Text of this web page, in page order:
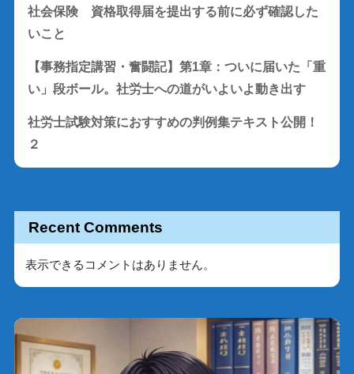
社会保険 資格取得届を提出する前に必ず確認した
いこと
【事務指定講習・奮闘記】第1章：ついに届いた「重
い」段ボール。社労士への道がいよいよ動き出す
社労士試験対策におすすめの判例集テキスト公開！
２
Recent Comments
表示できるコメントはありません。